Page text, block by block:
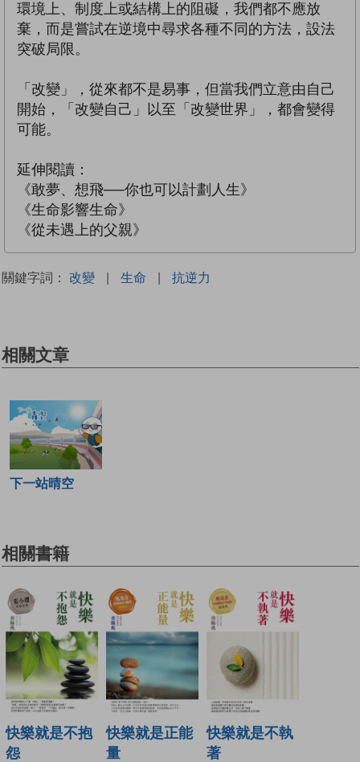
環境上、制度上或結構上的阻礙，我們都不應放
棄，而是嘗試在逆境中尋求各種不同的方法，設法
突破局限。
「改變」，從來都不是易事，但當我們立意由自己
開始，「改變自己」以至「改變世界」，都會變得
可能。
延伸閱讀：
《敢夢、想飛──你也可以計劃人生》
《生命影響生命》
《從未遇上的父親》
關鍵字詞： 改變 | 生命 | 抗逆力
相關文章
下一站晴空
相關書籍
快樂就是不抱
怨
快樂就是正能
量
快樂就是不執
著